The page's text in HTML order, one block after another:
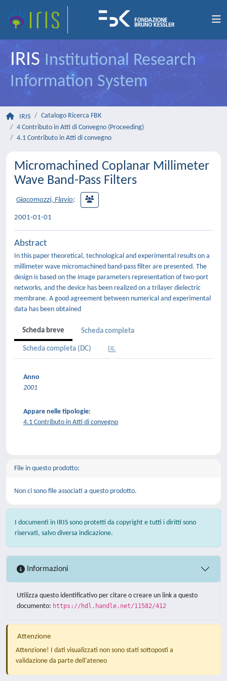
IRIS Institutional Research
Information System
IRIS
Catalogo Ricerca FBK
4 Contributo in Atti di Convegno (Proceeding)
4.1 Contributo in Atti di convegno
Micromachined Coplanar Millimeter
Wave Band-Pass Filters
Giacomozzi, Flavio;
2001-01-01
Abstract
In this paper theoretical, technological and experimental results on a
millimeter wave micromachined band-pass filter are presented. The
design is based on the image parameters representation of two-port
networks, and the device has been realized on a trilayer dielectric
membrane. A good agreement between numerical and experimental
data has been obtained
Scheda breve Scheda completa
Scheda completa (DC)
Anno
2001
Appare nelle tipologie:
4.1 Contributo in Atti di convegno
File in questo prodotto:
Non ci sono file associati a questo prodotto.
I documenti in IRIS sono protetti da copyright e tutti i diritti sono
riservati, salvo diversa indicazione.
Informazioni
Utilizza questo identificativo per citare o creare un link a questo
documento: https://hdl.handle.net/11582/412
Attenzione
Attenzione! I dati visualizzati non sono stati sottoposti a
validazione da parte dell'ateneo